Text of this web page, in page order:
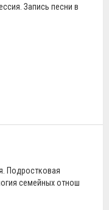
Запись песни в
Подростковая
семейных отнош